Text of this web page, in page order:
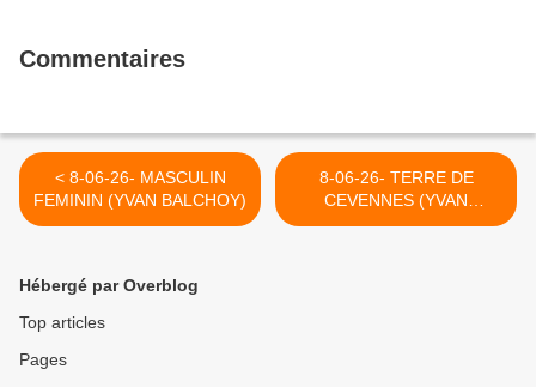
Commentaires
< 8-06-26- MASCULIN
FEMININ (YVAN BALCHOY)
8-06-26- TERRE DE
CEVENNES (YVAN
BALCHOY) >
Hébergé par Overblog
Top articles
Pages